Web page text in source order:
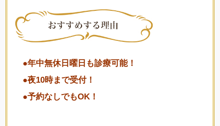
●年中無休日曜日も診療可能！
●夜10時まで受付！
●予約なしでもOK！